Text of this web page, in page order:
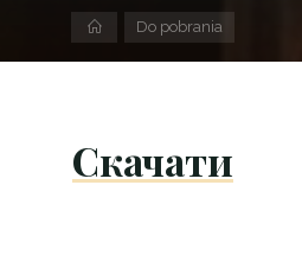
Strona
domowa
Do pobrania
Скачати